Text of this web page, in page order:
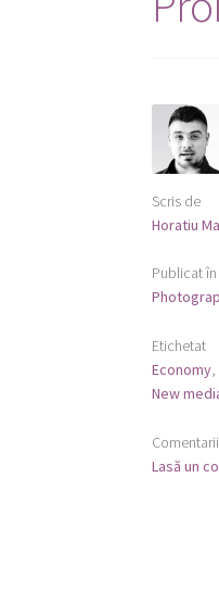
Scris de
Horatiu
Publicat în
Etichetat
Economy,
New
Comentarii
Lasă un